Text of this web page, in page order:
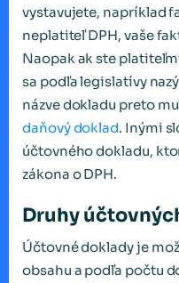
vystavujete, napríklad
neplatiteľ DPH, vaše
Naopak ak ste
sa podľa legislatívy
názve dokladu preto
daňový doklad. Inými
účtovného dokladu,
zákona o DPH.
Druhy
Účtovné doklady je
obsahu a podľa počtu